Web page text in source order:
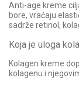
Anti-age kreme
bore, vraćaju
sadrže retinol,
Koja je uloga
Kolagen kreme
kolagenu i